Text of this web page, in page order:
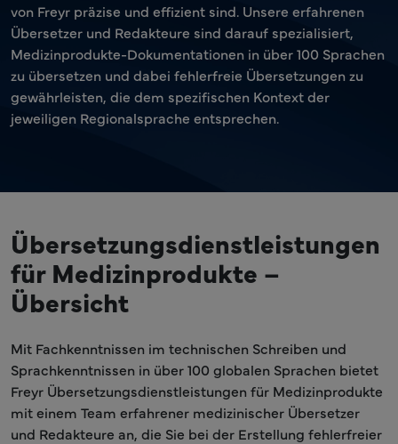
von Freyr präzise und effizient sind. Unsere erfahrenen
Übersetzer und Redakteure sind darauf spezialisiert,
Medizinprodukte-Dokumentationen in über 100 Sprachen
zu übersetzen und dabei fehlerfreie Übersetzungen zu
gewährleisten, die dem spezifischen Kontext der
jeweiligen Regionalsprache entsprechen.
Übersetzungsdienstleistungen
für Medizinprodukte –
Übersicht
Mit Fachkenntnissen im technischen Schreiben und
Sprachkenntnissen in über 100 globalen Sprachen bietet
Freyr Übersetzungsdienstleistungen für Medizinprodukte
mit einem Team erfahrener medizinischer Übersetzer
und Redakteure an, die Sie bei der Erstellung fehlerfreier